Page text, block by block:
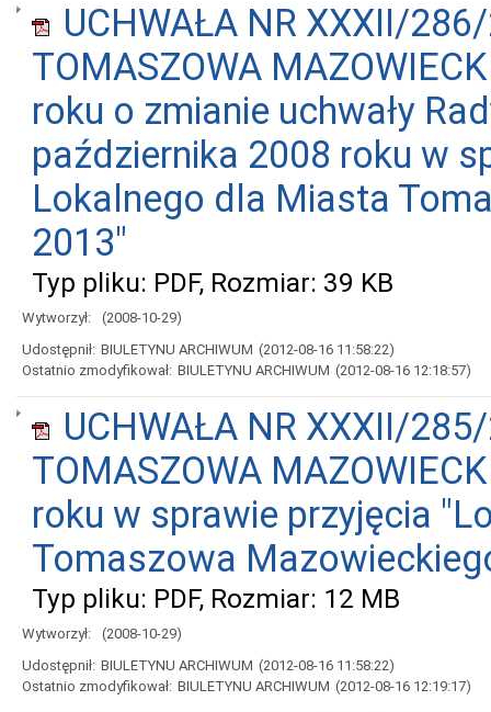
UCHWAŁA NR XXXII/
TOMASZOWA
roku o zmianie uchwały
października 2008 roku w
Lokalnego dla Miasta
2013"
Typ pliku: PDF, Rozmiar: 39 KB
Wytworzył:
(2008-10-29)
Udostępnił: BIULETYNU ARCHIWUM (2012-08-16 11:58:22)
Ostatnio zmodyfikował: BIULETYNU ARCHIWUM (2012-08-16 12:18:57)
UCHWAŁA NR XXXII/
TOMASZOWA
roku w sprawie przyjęcia
Tomaszowa
Typ pliku: PDF, Rozmiar: 12 MB
Wytworzył:
(2008-10-29)
Udostępnił: BIULETYNU ARCHIWUM (2012-08-16 11:58:22)
Ostatnio zmodyfikował: BIULETYNU ARCHIWUM (2012-08-16 12:19:17)